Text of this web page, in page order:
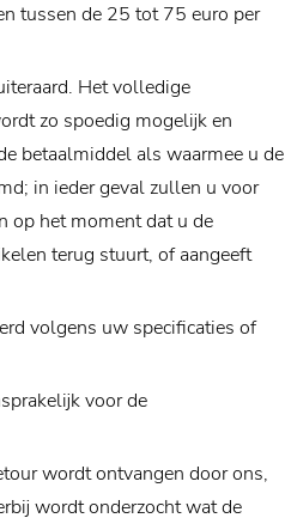
tussen de 25 tot 75 euro per
Het volledige
zo spoedig mogelijk en
betaalmiddel als waarmee u de
in ieder geval zullen u voor
op het moment dat u de
terug stuurt, of aangeeft
volgens uw specificaties of
voor de
wordt ontvangen door ons,
wordt onderzocht wat de